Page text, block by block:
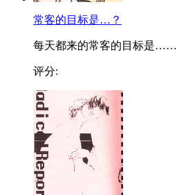
常客的目标是…？
每天都来的常客的目标是……
评分: